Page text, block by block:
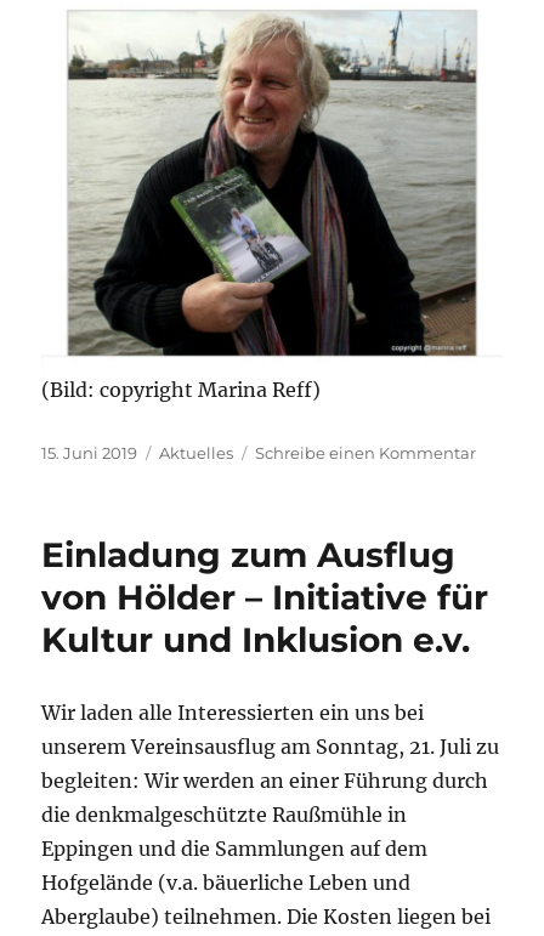
(Bild: copyright Marina Reff)
Veröffentlicht
15. Juni 2019 Kategorien
Aktuelles Schreibe einen Kommentarzu
Einladung zum Ausflug
von Hölder – Initiative für
Kultur und Inklusion e.v.
Wir laden alle Interessierten ein uns bei
unserem Vereinsausflug am Sonntag, 21. Juli zu
begleiten: Wir werden an einer Führung durch
die denkmalgeschützte Raußmühle in
Eppingen und die Sammlungen auf dem
Hofgelände (v.a. bäuerliche Leben und
Aberglaube) teilnehmen. Die Kosten liegen bei